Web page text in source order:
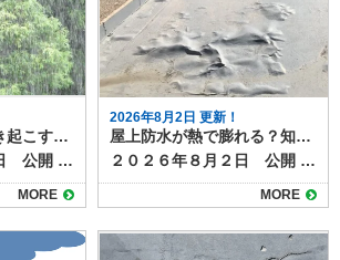
短期集中豪雨が引き起こす雨漏りリスクと劣化症状
２０２６年８月８日 公開 近年、夏場を中心にゲリラ豪雨や短期集中豪雨が増加しています。突然の強い雨は、普段は問題のない屋根や外壁でも、雨漏りを引き起こすきっかけになることがあります。 ここでは、豪雨による雨漏りの仕組みと、事前にチェックすべき劣化症状、そして台風との違いや被害パターンについて解説します。 目次豪雨が雨漏りを悪化させる理由台風と豪雨の違いと被害パターン雨漏りを招く劣化症状屋根材のひび割れや欠け棟板金や金属部分の浮き外壁のクラック（ひび）シーリング（コーキング）の剥がれや硬化屋上やベランダ防水層の劣化豪雨後にチェックすべきサイン集中豪雨の季節が来る前にお家の点検を 豪雨が雨漏りを悪化させる理由 短時間に大量の雨が降ると、通常の排水機能では処理しきれず長時間同じ場所に水がとどまるため、屋根や外壁の隙間から水が侵入しやすくなります。 さらに、風を伴う豪雨では雨水が横から吹き込み、普段は濡れない箇所にまで到達することもあります。その結果、軽微なひび割れやコーキングの劣化が一気に雨漏りへと発展する可能性が高まります。 台風と豪雨の違いと被害パターン 台風は長時間にわたり強い風雨が続くため、屋根材の飛散や外壁材の破損など、構造的な被害が出やすい傾向があります。 一方、短期集中豪雨は局地的かつ短時間で大量の雨を降らせるため、排水不良や小さな隙間からの水の侵入が主な原因になります。 つまり、台風は「風＋雨」で大きな破損をもたらし、豪雨は「水量」によって既存の弱点を突くのが特徴です。 雨漏りを招く劣化症状 豪雨時に雨漏りが発生しやすいのは、以下のような劣化症状が見られます。ゲリラ豪雨や台風時期が到来する前に今一度確認しましょう。 屋根材のひび割れや欠け 瓦やスレートの割れ目から水が浸入し、下地を傷めます。 棟板金や金属部分の浮き 風雨の影響で金属部が浮き上がり、雨水が入り込む経路になります。 外壁のクラック（ひび） 0.3mm程度の細いひびでも、豪雨時には水が勢いよく侵入します。 シーリング（コーキング）の剥がれや硬化 窓枠や外壁のつなぎ目の防水材が劣化すると、隙間から水が入りやすくなります。 屋上やベランダ防水層の劣化 防水層のひびや剥がれは、豪雨で一気に雨漏りを悪化させます。 豪雨後にチェックすべきサイン 短期集中豪雨の後、以下のような症状が見られる場合は、すでに雨水が内部に侵入し雨漏りが進行している可能性があります。 天井や壁のシミ クロスや壁紙の浮き・剥がれ 室内のカビ臭 屋根裏の湿気や濡れ跡 雨漏りは勝手に直ることはありません。放置すると、木材の腐食や断熱材の劣化が進行し、お家の耐久性に影響が出たり、腐食部材の修理費が高額になったりと、お家にとって多くのデメリットとリスクがあります。 集中豪雨の季節が来る前にお家の点検を 短期集中豪雨は、わずかな劣化でも雨漏りを引き起こす危険性があります。台風のような大規模被害とは違い、小さな不具合を突く形で被害が広がるため、日頃の点検が欠かせません。屋根や外壁、シーリング、防水層の状態を定期的に確認し、早めの補修で豪雨被害を防ぎましょう。 塗り達では、雨漏り点検のほか、外壁や屋根の劣化診断・補修施工提案など随時承っています。 豪雨や台風の季節の前に一度お家の健康診断をしませんか？ご相談は下記よりお気軽にどうぞ
MORE
2026年8月2日 更新！
屋上防水が熱で膨れる？知っておきたい原因と対策
２０２６年８月２日 公開 夏の日差しが厳しい時期になると、屋上防水が膨れているように見えることがあります。 これは単なる見た目の変化ではなく、防水層内部でトラブルが進んでいるサインの可能性もあります。 今回は、屋上防水が熱で膨れる原因と放置するリスク、適切な対策について解説します。 目次屋上防水が膨れる原因防水層の膨れの要因防水工事の膨れを放置するリスク防水工事の膨れの補修方法屋上防水の膨れを防ぐための効果的な対策施工前に下地の乾燥状態を徹底的に確認する湿気がこもりやすい屋上は絶縁工法を採用する排水経路を改善し、水たまりを作らないようにする防水層に膨れを見つけたときの対処方法まとめ 屋上防水が膨れる原因 屋上防水が夏の日差しの熱で膨れる主な理由は、防水層の下に水分や空気が残っているためです。 夏場の屋上表面は60度近くまで温度が上がることがあり、内部の水分や空気が膨張して防水膜を押し上げます。その結果、表面が丸く盛り上がり、いわゆる膨れが発生します。 防水層の膨れの要因 防水層に膨れが起こる背景には次のような要因があります。 経年劣化で密着力が弱くなり、空気が入り込みやすくなる 施工時に下地が十分に乾燥しておらず、水分が残ってしまう 排水不良で雨水が溜まり、湿気が抜けにくい状態になる 防水層の浮きや密着不良が徐々に広がっている どのケースも「湿気と密着不足」が共通した原因で、夏の暑さが膨れを一気に表面化させるきっかけになります。 防水工事の膨れを放置するリスク 防水工事の施工面の膨れは見た目だけの問題と思われがちですが、放置すると破れの原因になります。 膨れた部分の膜は引き伸ばされた状態になり、厚みが薄くなっているため、強風や温度変化によって破れやすくなります。 破れから水が侵入すれば、雨漏りがさらに加速し、下地の腐食びつながります。 雨漏りが起こると、木造住宅では建物全体の劣化を早めることになり、耐久性に大きく影響します。 防水工事の膨れの補修方法 膨れが広範囲に及ぶと部分補修では対応できなくなり、防水層全体のやり直しが必要になる場合もあります。早めに原因を見つけることで、余計な費用を抑えることができます。 #gallery-1 { margin: auto; } #gallery-1 .gallery-item { float: left; margin-top: 10px; text-align: center; width: 25%; } #gallery-1 img { border: 2px solid #cfcfcf; } #gallery-1 .gallery-caption { margin-left: 0; } /* see gallery_shortcode() in wp-includes/media.php */ 屋上防水の膨れを防ぐための効果的な対策 膨れを防ぐためのポイントは次の通りです。 施工前に下地の乾燥状態を徹底的に確認する 屋上防水の膨れは、下地に残った水分が原因になるケースが多く、特に既存防水の撤去後や下地調整後に十分な乾燥時間を取れていない場合に発生しやすくなります。 湿ったまま防水層を施工すると、水分がある下地に蓋をしてしまうことになり、太陽光で温められた水分が気化すると、防水層を内部から押し上げて膨れにつながります。 乾燥不足を見逃さないことが、膨れを未然に防ぐ最も基本的なポイントになります。 湿気がこもりやすい屋上は絶縁工法を採用する 建物の構造や立地によっては、下地に湿気が残りやすく、密着工法を採用すると膨れのリスクが高まります。 そのため、湿気を逃がしながら防水層を作れる絶縁工法が効果的です。絶縁シートを敷いて防水層と下地をあえて密着させないことで、内部の水蒸気が防水層を押し上げづらくなり、膨れのリスクを大幅に軽減できます。 特に築年数が経っている建物や、以前の防水層が何度も重ね張りされている屋上では、絶縁工法を選ぶことで長期的な安定性を確保できます。 ▶関連記事 京都・滋賀の外壁塗装・屋根塗装・雨漏りなら塗り達へ防水工事の絶縁工法とは？特徴やメリット、密着工法との違いも解説https://nuritatsu.com/blog/54868/２０２５年９月23日 公開防水工事の絶縁工法を知っていますか？防水工事は雨の侵入を防いでくれる防水層を作る工事ですが、状態によって施工方法を変える必要があります。なぜ変える必要があるのか、またそれはどんな方法なのか？疑問に思う方もいらっしゃると思います。今回は防水工事の絶縁工法について解説します。絶縁工法とは防水工事の絶縁工法とは、下地と防水層が直接干渉しないように絶縁シートなどを間に入れて施工する方法です。絶縁工法では、下地から防水層が浮いた状態で作られます。工事によっては通気緩衝工法と呼ば... 排水経路を改善し、水たまりを作らないようにする 屋上に水たまりが残ると、下地が湿気を含みやすくなり、防水層の膨れにつながります。排水口（ドレン）の詰まりや勾配不足は、施工後の不具合だけでなく、劣化の加速にも直結するため早期の改善が必要です。 対策としては、排水口の改修、追加ドレンの設置、勾配調整材による水流の確保などが挙げられます。日常的に落ち葉やゴミの除去だけでも水たまりを防ぎやすくなります。排水経路を整えることは、防水層の耐久性を高めるうえで欠かせない取り組みです。 防水層に膨れを見つけたときの対処方法 8月は膨れが最も大きくなりやすい時期です。しかし、膨れた部分を踏んだり潰したりすると破れて水が入る原因になります。見つけた場合は触らず、専門業者に点検を依頼することが大切です。 範囲が小さければ部分補修で済むこともありますが、膨れが広がっている場合は防水層の再施工が必要になる可能性があります。ぜひ早めの点検を依頼してください。 まとめ 屋上防水が熱で膨れるのは、防水層内部に残った水分や空気が夏の高温で膨張するためです。 見た目の問題だけでなく、防水層の破れや雨漏りにつながる可能性があるため、早めの確認と適切な対策が必要です。 施工時の下地管理や工法選び、排水改善などを行うことで、膨れの発生や再発を防ぐことができます。 防水層の膨れの補修や点検・メンテナンスは塗り達にお任せください！
MORE